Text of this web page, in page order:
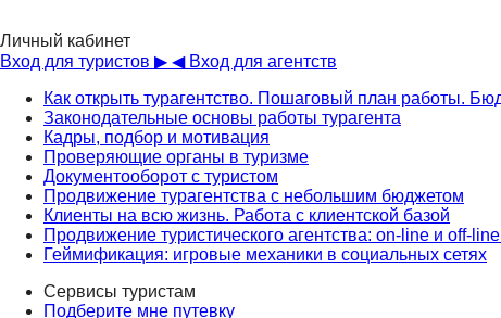
Личный кабинет
Вход для туристов ▶ ◀ Вход для агентств
Как открыть турагентство. Пошаговый план работы.
Законодательные основы работы турагента
Кадры, подбор и мотивация
Проверяющие органы в туризме
Документооборот с туристом
Продвижение турагентства с небольшим бюджетом
Клиенты на всю жизнь. Работа с клиентской базой
Продвижение туристического агентства: on-line и off-
Геймификация: игровые механики в социальных сетях
Сервисы туристам
Подберите мне путевку